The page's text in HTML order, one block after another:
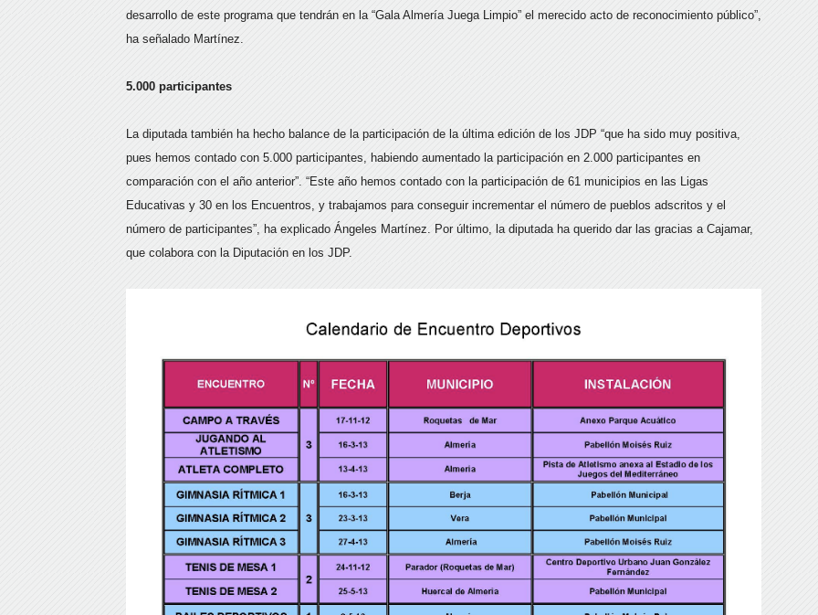
desarrollo de este programa que tendrán en la “Gala Almería Juega Limpio” el merecido acto de reconocimiento público”,
ha señalado Martínez.
5.000 participantes
La diputada también ha hecho balance de la participación de la última edición de los JDP “que ha sido muy positiva,
pues hemos contado con 5.000 participantes, habiendo aumentado la participación en 2.000 participantes en
comparación con el año anterior”. “Este año hemos contado con la participación de 61 municipios en las Ligas
Educativas y 30 en los Encuentros, y trabajamos para conseguir incrementar el número de pueblos adscritos y el
número de participantes”, ha explicado Ángeles Martínez. Por último, la diputada ha querido dar las gracias a Cajamar,
que colabora con la Diputación en los JDP.